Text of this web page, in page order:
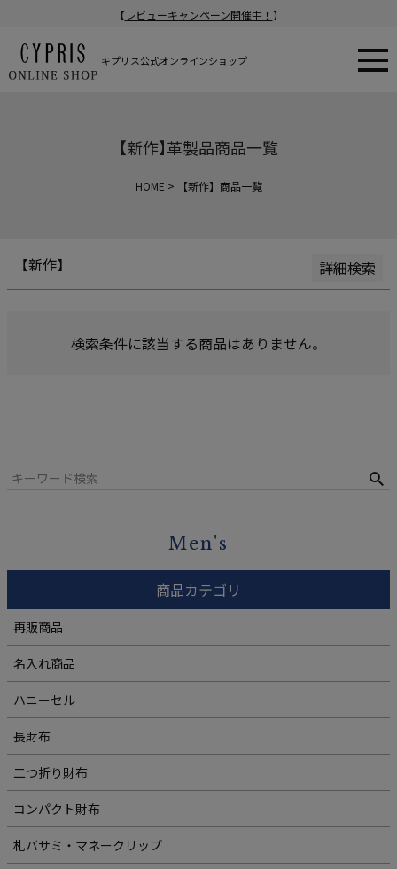
【 レビューキャンペーン開催中！ 】
キプリス公式オンラインショップ
【新作】革製品商品一覧
HOME 【新作】商品一覧
Men's
商品カテゴリ
再販商品
名入れ商品
ハニーセル
長財布
二つ折り財布
コンパクト財布
札バサミ・マネークリップ
【新作】 詳細検索
登録順
価格が安い順
価格が高い順
検索条件に該当する商品はありません。